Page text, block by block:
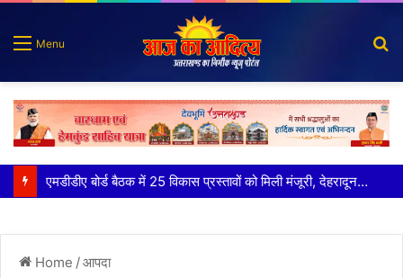
Menu
कृष्णा हाउसकीपिंग के मालिक दीपक जायसवाल विनोद नौटियाल आदि पर मुकदमा दर्ज
Home /आपदा